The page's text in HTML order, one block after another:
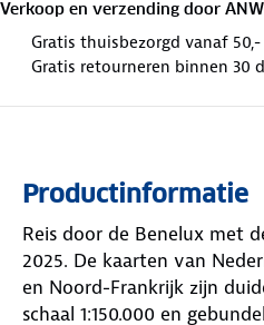
Verkoop en verzending door
Gratis thuisbezorgd vanaf 50,-
Gratis retourneren binnen 30
Productinformatie
Reis door de Benelux met
2025. De kaarten van
en Noord-Frankrijk zijn
schaal 1:150.000 en